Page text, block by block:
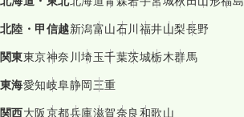
北陸・甲信越新潟富山石川福井山梨長野
関東東京神奈川埼玉千葉茨城栃木群馬
東海愛知岐阜静岡三重
関西大阪京都兵庫滋賀奈良和歌山